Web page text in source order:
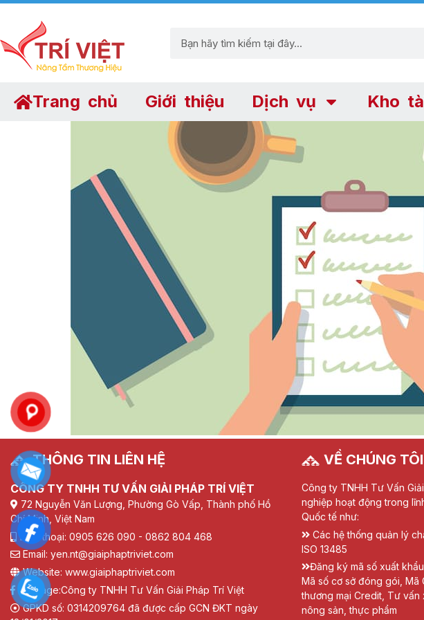
Trang chủ Giới thiệu Dịch vụ Kho
THÔNG TIN LIÊN HỆ
CÔNG TY TNHH TƯ VẤN GIẢI PHÁP TRÍ VIỆT
72 Nguyễn Văn Lượng, Phường Gò Vấp, Thành phố Hồ
Chí Minh, Việt Nam
Điện thoại: 0905 626 090 - 0862 804 468
Email: yen.nt@giaiphaptriviet.com
Website: www.giaiphaptriviet.com
Fanpage:Công ty TNHH Tư Vấn Giải Pháp Trí Việt
GPKD số: 0314209764 đã được cấp GCN ĐKT ngày
VỀ CHÚNG TÔI
Công ty TNHH Tư Vấn
nghiệp hoạt động trong
Quốc tế như:
Các hệ thống quản lý
ISO 13485
Đăng ký mã số xuất
Mã số cơ sở đóng gói, Mã
thương mại Credit, Tư
nông sản, thực phẩm